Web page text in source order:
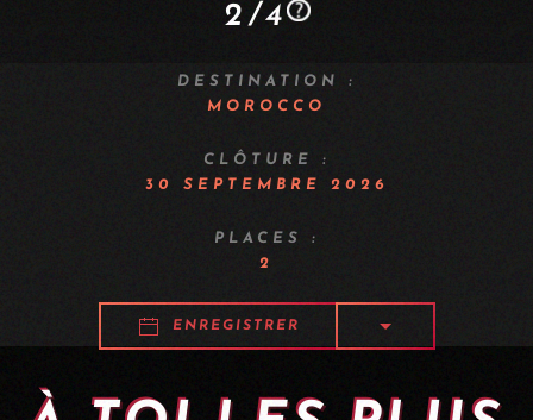
2/4
DESTINATION :
MOROCCO
CLÔTURE :
30 SEPTEMBRE 2026
PLACES :
2
ENREGISTRER